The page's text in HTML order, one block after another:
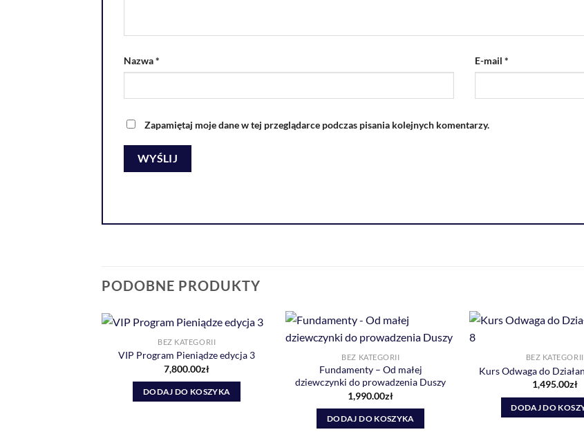
Nazwa* E-mail *
Zapamiętaj moje dane w tej przeglądarce podczas pisania kolejnych komentarzy.
PODOBNE PRODUKTY
BEZ KATEGORII
VIP Program Pieniądze edycja 3
7,800.00zł
DODAJ DO KOSZYKA
BEZ KATEGORII
Fundamenty – Od małej
dziewczynki do prowadzenia Duszy
1,990.00zł
DODAJ DO KOSZYKA
BEZ KATEGORII
Kurs Odwaga do
1,495.00zł
DODAJ DO